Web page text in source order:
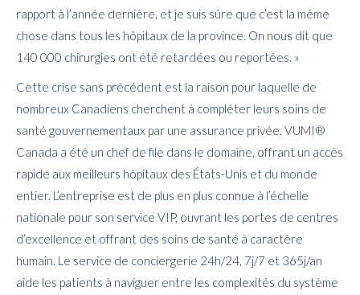
rapport à l’année dernière, et je suis sûre que c’est la même
chose dans tous les hôpitaux de la province. On nous dit que
140 000 chirurgies ont été retardées ou reportées. »
Cette crise sans précédent est la raison pour laquelle de
nombreux Canadiens cherchent à compléter leurs soins de
santé gouvernementaux par une assurance privée. VUMI®
Canada a été un chef de file dans le domaine, offrant un accès
rapide aux meilleurs hôpitaux des États-Unis et du monde
entier. L’entreprise est de plus en plus connue à l’échelle
nationale pour son service VIP, ouvrant les portes de centres
d’excellence et offrant des soins de santé à caractère
humain. Le service de conciergerie 24h/24, 7j/7 et 365j/an
aide les patients à naviguer entre les complexités du système